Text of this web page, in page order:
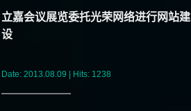
立嘉会议展览委托光荣网络进行网站建
设
Date: 2013.08.09 | Hits: 1238